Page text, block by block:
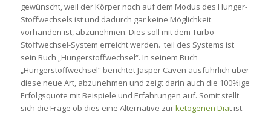
gewünscht, weil der Körper noch auf dem Modus des Hunger-
Stoffwechsels ist und dadurch gar keine Möglichkeit
vorhanden ist, abzunehmen. Dies soll mit dem Turbo-
Stoffwechsel-System erreicht werden. teil des Systems ist
sein Buch „Hungerstoffwechsel“. In seinem Buch
„Hungerstoffwechsel“ berichtet Jasper Caven ausführlich über
diese neue Art, abzunehmen und zeigt darin auch die 100%ige
Erfolgsquote mit Beispiele und Erfahrungen auf. Somit stellt
sich die Frage ob dies eine Alternative zurketogenen Diät ist.